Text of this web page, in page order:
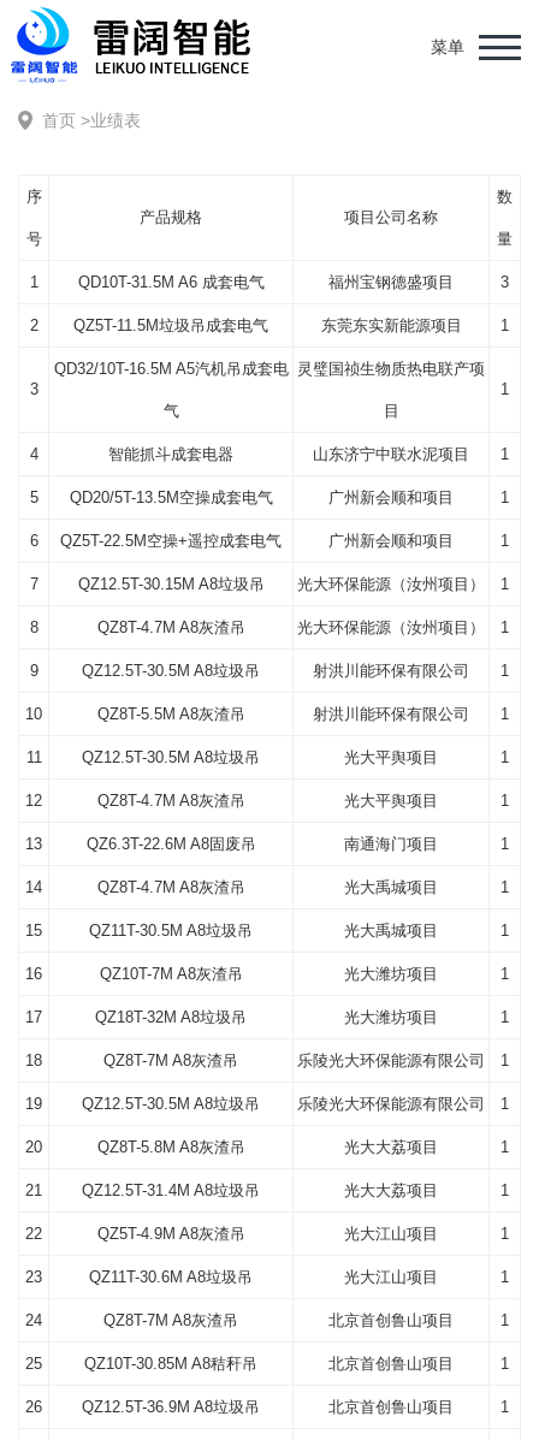
菜单
首页 >业绩表
序
号
产品规格 项目公司名称
数
量
1 QD10T-31.5M A6 成套电气 福州宝钢德盛项目 3
2 QZ5T-11.5M垃圾吊成套电气 东莞东实新能源项目 1
3
QD32/10T-16.5M A5汽机吊成套电
气
灵璧国祯生物质热电联产项
目
1
4 智能抓斗成套电器 山东济宁中联水泥项目 1
5 QD20/5T-13.5M空操成套电气 广州新会顺和项目 1
6 QZ5T-22.5M空操+遥控成套电气 广州新会顺和项目 1
7 QZ12.5T-30.15M A8垃圾吊 光大环保能源（汝州项目） 1
8 QZ8T-4.7M A8灰渣吊 光大环保能源（汝州项目） 1
9 QZ12.5T-30.5M A8垃圾吊 射洪川能环保有限公司 1
10 QZ8T-5.5M A8灰渣吊 射洪川能环保有限公司 1
11 QZ12.5T-30.5M A8垃圾吊 光大平舆项目 1
12 QZ8T-4.7M A8灰渣吊 光大平舆项目 1
13 QZ6.3T-22.6M A8固废吊 南通海门项目 1
14 QZ8T-4.7M A8灰渣吊 光大禹城项目 1
15 QZ11T-30.5M A8垃圾吊 光大禹城项目 1
16 QZ10T-7M A8灰渣吊 光大潍坊项目 1
17 QZ18T-32M A8垃圾吊 光大潍坊项目 1
18 QZ8T-7M A8灰渣吊 乐陵光大环保能源有限公司 1
19 QZ12.5T-30.5M A8垃圾吊 乐陵光大环保能源有限公司 1
20 QZ8T-5.8M A8灰渣吊 光大大荔项目 1
21 QZ12.5T-31.4M A8垃圾吊 光大大荔项目 1
22 QZ5T-4.9M A8灰渣吊 光大江山项目 1
23 QZ11T-30.6M A8垃圾吊 光大江山项目 1
24 QZ8T-7M A8灰渣吊 北京首创鲁山项目 1
25 QZ10T-30.85M A8秸秆吊 北京首创鲁山项目 1
26 QZ12.5T-36.9M A8垃圾吊 北京首创鲁山项目 1